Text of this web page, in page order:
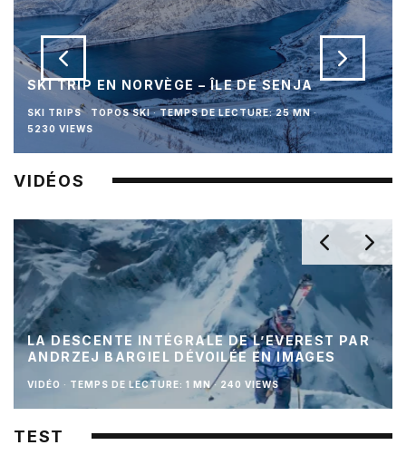
SKI TRIP EN NORVÈGE – ÎLE DE SENJA
SKI TRIPS TOPOS SKI · TEMPS DE LECTURE: 25 MN ·
5230 VIEWS
VIDÉOS
LA DESCENTE INTÉGRALE DE L’EVEREST PAR
ANDRZEJ BARGIEL DÉVOILÉE EN IMAGES
VIDÉO · TEMPS DE LECTURE: 1 MN · 240 VIEWS
TEST